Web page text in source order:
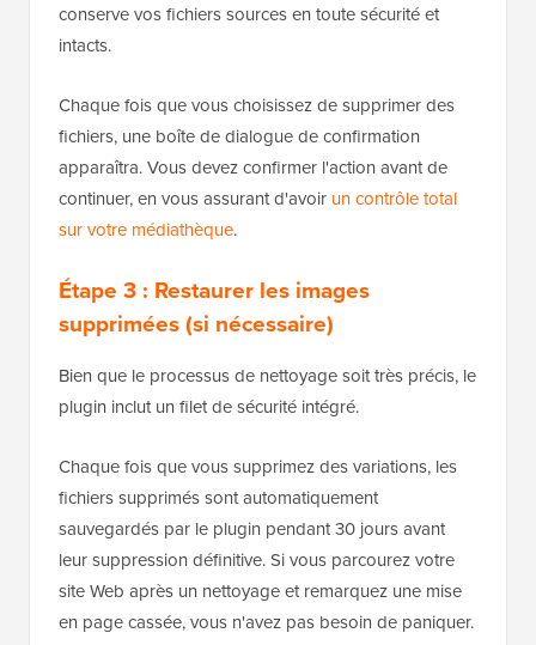
conserve vos fichiers sources en toute sécurité et
intacts.
Chaque fois que vous choisissez de supprimer des
fichiers, une boîte de dialogue de confirmation
apparaîtra. Vous devez confirmer l'action avant de
continuer, en vous assurant d'avoir un contrôle total
sur votre médiathèque.
Étape 3 : Restaurer les images
supprimées (si nécessaire)
Bien que le processus de nettoyage soit très précis, le
plugin inclut un filet de sécurité intégré.
Chaque fois que vous supprimez des variations, les
fichiers supprimés sont automatiquement
sauvegardés par le plugin pendant 30 jours avant
leur suppression définitive. Si vous parcourez votre
site Web après un nettoyage et remarquez une mise
en page cassée, vous n'avez pas besoin de paniquer.